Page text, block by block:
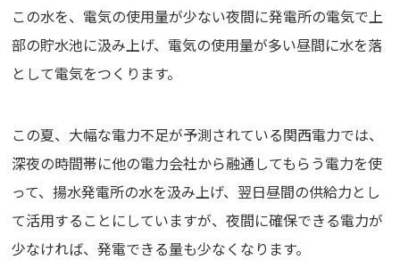
この水を、電気の使用量が少ない夜間に発電所の電気で上
部の貯水池に汲み上げ、電気の使用量が多い昼間に水を落
として電気をつくります。
この夏、大幅な電力不足が予測されている関西電力では、
深夜の時間帯に他の電力会社から融通してもらう電力を使
って、揚水発電所の水を汲み上げ、翌日昼間の供給力とし
て活用することにしていますが、夜間に確保できる電力が
少なければ、発電できる量も少なくなります。